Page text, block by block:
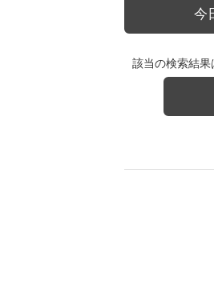
今
該当の検索結果